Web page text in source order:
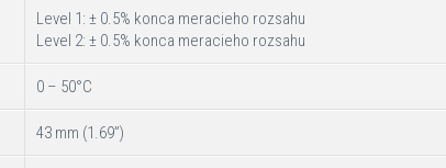
Level 1: ± 0.5% konca meracieho rozsahu
Level 2: ± 0.5% konca meracieho rozsahu
0 – 50°C
43 mm (1.69”)